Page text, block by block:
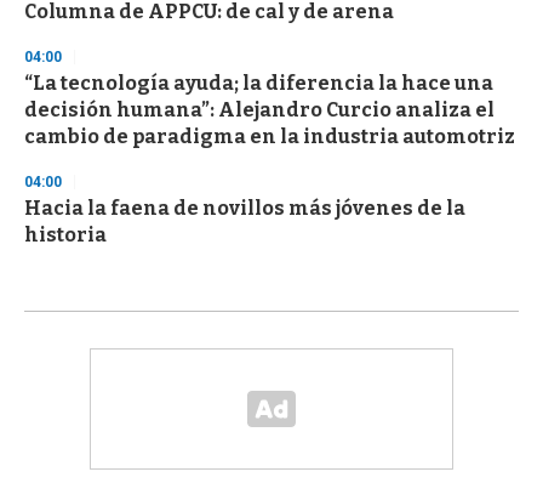
Columna de APPCU: de cal y de arena
04:00
“La tecnología ayuda; la diferencia la hace una
decisión humana”: Alejandro Curcio analiza el
cambio de paradigma en la industria automotriz
04:00
Hacia la faena de novillos más jóvenes de la
historia